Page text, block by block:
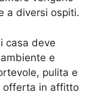
a diversi ospiti.
casa deve
e
pulita e
offerta in affitto